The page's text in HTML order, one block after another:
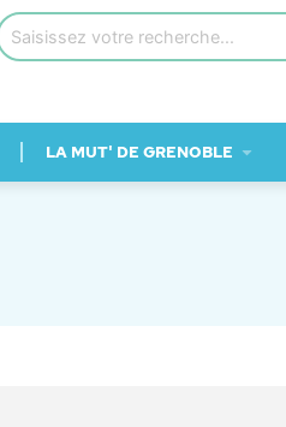
LA MUT' DE GRENOBLE